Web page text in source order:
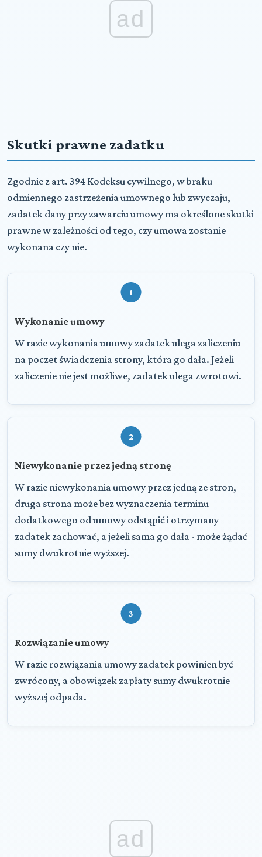
ad
Skutki prawne zadatku
Zgodnie z art. 394 Kodeksu cywilnego, w braku
odmiennego zastrzeżenia umownego lub zwyczaju,
zadatek dany przy zawarciu umowy ma określone skutki
prawne w zależności od tego, czy umowa zostanie
wykonana czy nie.
1
Wykonanie umowy
W razie wykonania umowy zadatek ulega zaliczeniu
na poczet świadczenia strony, która go dała. Jeżeli
zaliczenie nie jest możliwe, zadatek ulega zwrotowi.
2
Niewykonanie przez jedną stronę
W razie niewykonania umowy przez jedną ze stron,
druga strona może bez wyznaczenia terminu
dodatkowego od umowy odstąpić i otrzymany
zadatek zachować, a jeżeli sama go dała - może żądać
sumy dwukrotnie wyższej.
3
Rozwiązanie umowy
W razie rozwiązania umowy zadatek powinien być
zwrócony, a obowiązek zapłaty sumy dwukrotnie
wyższej odpada.
ad